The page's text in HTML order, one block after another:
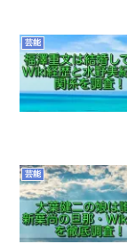
芸能
芸能